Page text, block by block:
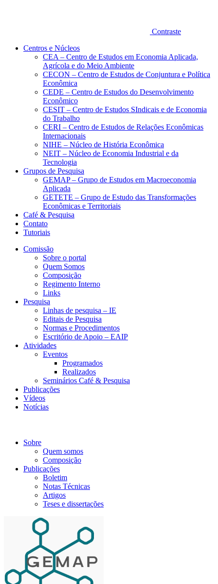
Contraste
Centros e Núcleos
CEA – Centro de Estudos em Economia Aplicada,
Agrícola e do Meio Ambiente
CECON – Centro de Estudos de Conjuntura e Política
Econômica
CEDE – Centro de Estudos do Desenvolvimento
Econômico
CESIT – Centro de Estudos SIndicais e de Economia
do Trabalho
CERI – Centro de Estudos de Relações Econômicas
Internacionais
NIHE – Núcleo de História Econômica
NEIT – Núcleo de Economia Industrial e da
Tecnologia
Grupos de Pesquisa
GEMAP – Grupo de Estudos em Macroeconomia
Aplicada
GETETE – Grupo de Estudo das Transformações
Econômicas e Territoriais
Café & Pesquisa
Contato
Tutoriais
Comissão
Sobre o portal
Quem Somos
Composição
Regimento Interno
Links
Pesquisa
Linhas de pesquisa – IE
Editais de Pesquisa
Normas e Procedimentos
Escritório de Apoio – EAIP
Atividades
Eventos
Programados
Realizados
Seminários Café & Pesquisa
Publicações
Vídeos
Notícias
Sobre
Quem somos
Composição
Publicações
Boletim
Notas Técnicas
Artigos
Teses e dissertações